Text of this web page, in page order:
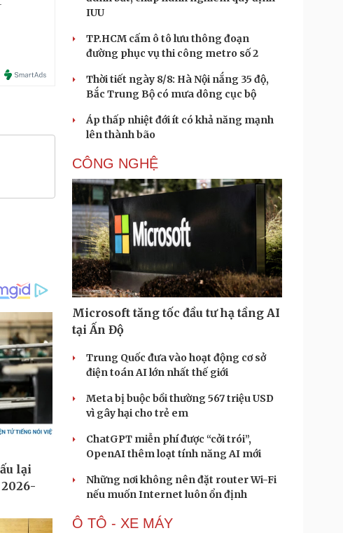
IUU
TP.HCM cấm ô tô lưu thông đoạn
đường phục vụ thi công metro số 2
Thời tiết ngày 8/8: Hà Nội nắng 35 độ,
Bắc Trung Bộ có mưa dông cục bộ
Áp thấp nhiệt đới ít có khả năng mạnh
lên thành bão
CÔNG NGHỆ
Microsoft tăng tốc đầu tư hạ tầng AI
tại Ấn Độ
Trung Quốc đưa vào hoạt động cơ sở
điện toán AI lớn nhất thế giới
Meta bị buộc bồi thường 567 triệu USD
vì gây hại cho trẻ em
ChatGPT miễn phí được “cởi trói”,
OpenAI thêm loạt tính năng AI mới
Những nơi không nên đặt router Wi-Fi
nếu muốn Internet luôn ổn định
Ô TÔ - XE MÁY